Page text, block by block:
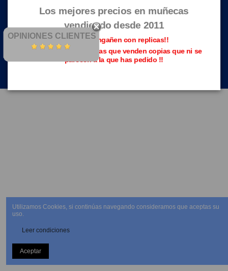
OPINIONES CLIENTES
Los mejores precios en muñecas
vendiendo desde 2011
Que no te engañen con replicas!!
Evita las páginas piratas que venden copias que ni se
parecen a la que has pedido !!
Utilizamos Cookies, si continúas navegando consideramos que aceptas su
uso.
Leer condiciones
Aceptar